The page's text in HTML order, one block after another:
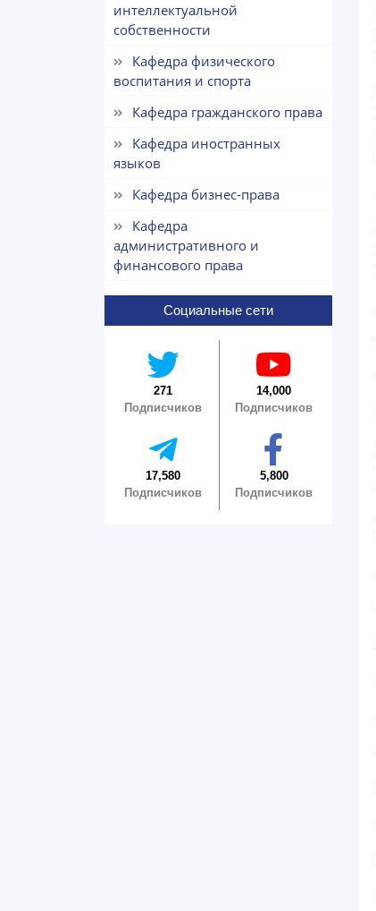
интеллектуальной
собственности
Кафедра физического
воспитания и спорта
Кафедра гражданского права
Кафедра иностранных
языков
Кафедра бизнес-права
Кафедра
административного и
финансового права
Социальные сети
271
Подписчиков
14,000
Подписчиков
17,580
Подписчиков
5,800
Подписчиков